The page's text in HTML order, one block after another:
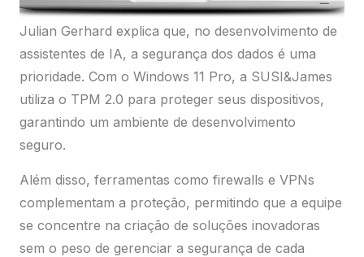
Julian Gerhard explica que, no desenvolvimento de
assistentes de IA, a segurança dos dados é uma
prioridade. Com o Windows 11 Pro, a SUSI&James
utiliza o TPM 2.0 para proteger seus dispositivos,
garantindo um ambiente de desenvolvimento
seguro.
Além disso, ferramentas como firewalls e VPNs
complementam a proteção, permitindo que a equipe
se concentre na criação de soluções inovadoras
sem o peso de gerenciar a segurança de cada